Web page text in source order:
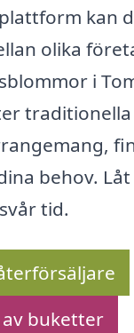
kan
olika
i
behov.
tid.
buketter